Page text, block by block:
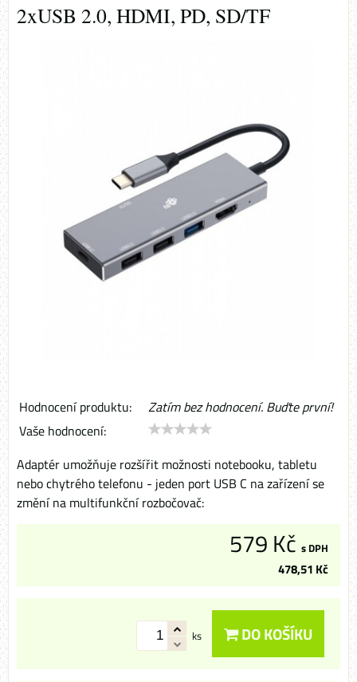
2xUSB 2.0, HDMI, PD, SD/TF
Hodnocení produktu:
Zatím bez hodnocení. Buďte první!
Vaše hodnocení:
Adaptér umožňuje rozšířit možnosti notebooku, tabletu
nebo chytrého telefonu - jeden port USB C na zařízení se
změní na multifunkční rozbočovač:
579 Kč s DPH
478,51 Kč
ks DO KOŠÍKU